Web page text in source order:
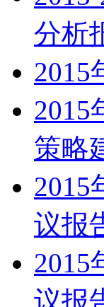
分析
2015
2015
策略
2015
议报
2015